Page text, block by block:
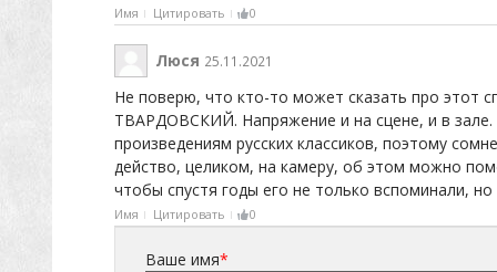
Имя Цитировать 0
Люся 25.11.2021
Не поверю, что кто-то может сказать про
ТВАРДОВСКИЙ. Напряжение и на сцене, и в
произведениям русских классиков, поэтому
действо, целиком, на камеру, об этом можно
чтобы спустя годы его не только вспоминали,
Имя Цитировать 0
Ваше имя*